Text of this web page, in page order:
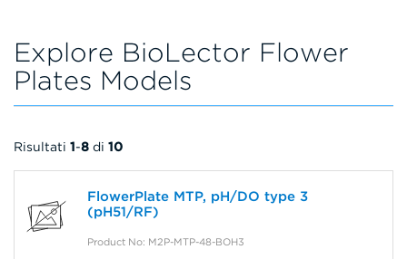
Explore BioLector Flower
Plates Models
Risultati 1-8 di 10
FlowerPlate MTP, pH/DO type 3
(pH51/RF)
Product No: M2P-MTP-48-BOH3